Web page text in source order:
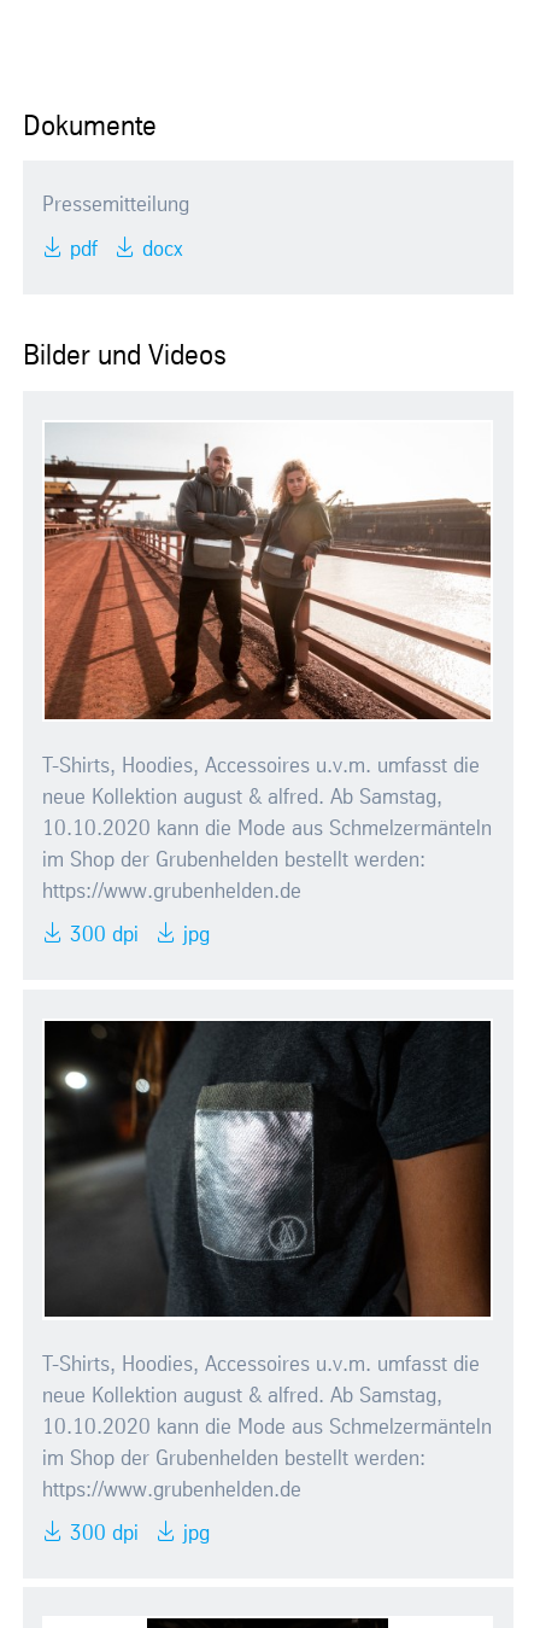
Dokumente
Pressemitteilung
pdf docx
Bilder und Videos
T-Shirts, Hoodies, Accessoires u.v.m. umfasst die
neue Kollektion august & alfred. Ab Samstag,
10.10.2020 kann die Mode aus Schmelzermänteln
im Shop der Grubenhelden bestellt werden:
https://www.grubenhelden.de
300 dpi jpg
T-Shirts, Hoodies, Accessoires u.v.m. umfasst die
neue Kollektion august & alfred. Ab Samstag,
10.10.2020 kann die Mode aus Schmelzermänteln
im Shop der Grubenhelden bestellt werden:
https://www.grubenhelden.de
300 dpi jpg